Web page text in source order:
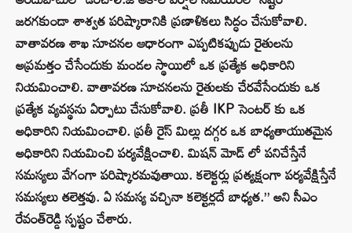
జరగకుండా శాశ్వత పరిష్కారానికి ప్రణాళికలు సిద్ధం చేసుకోవాలి.
వాతావరణ శాఖ సూచనల ఆధారంగా ఎప్పటికప్పుడు రైతులను
అప్రమత్తం చేసేందుకు మండల స్థాయిలో ఒక ప్రత్యేక అధికారిని
నియమించాలి. వాతావరణ సూచనలను రైతులకు చేరవేసేందుకు ఒక
ప్రత్యేక వ్యవస్థను ఏర్పాటు చేసుకోవాలి. ప్రతీ IKP సెంటర్ కు ఒక
అధికారిని నియమించాలి. ప్రతీ రైస్ మిల్లు దగ్గర ఒక బాధ్యతాయుతమైన
అధికారిని నియమించి పర్యవేక్షించాలి. మిషన్ మోడ్ లో పనిచేస్తేనే
సమస్యలు వేగంగా పరిష్కారమవుతాయి. కలెక్టర్లు ప్రత్యక్షంగా పర్యవేక్షిస్తేనే
సమస్యలు తలెత్తవు. ఏ సమస్య వచ్చినా కలెక్టర్లదే బాధ్యత.” అని సీఎం
రేవంత్‌రెడ్డి స్పష్టం చేశారు.